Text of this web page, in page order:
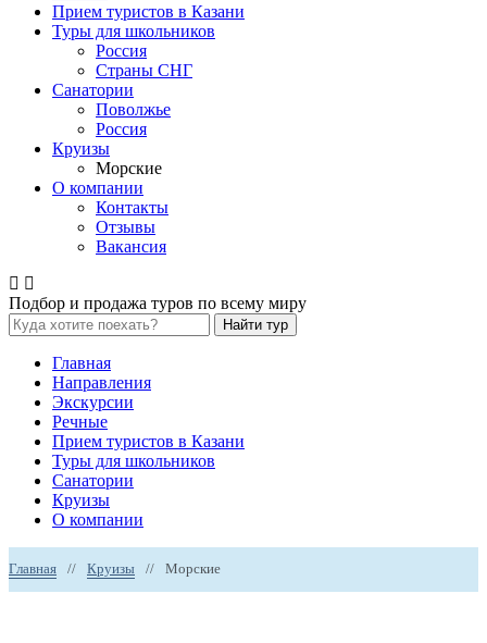
Прием туристов в Казани
Туры для школьников
Россия
Страны СНГ
Санатории
Поволжье
Россия
Круизы
Морские
О компании
Контакты
Отзывы
Вакансия
Подбор и продажа туров по всему миру
Найти тур
Главная
Направления
Экскурсии
Речные
Прием туристов в Казани
Туры для школьников
Санатории
Круизы
О компании
Главная // Круизы // Морские